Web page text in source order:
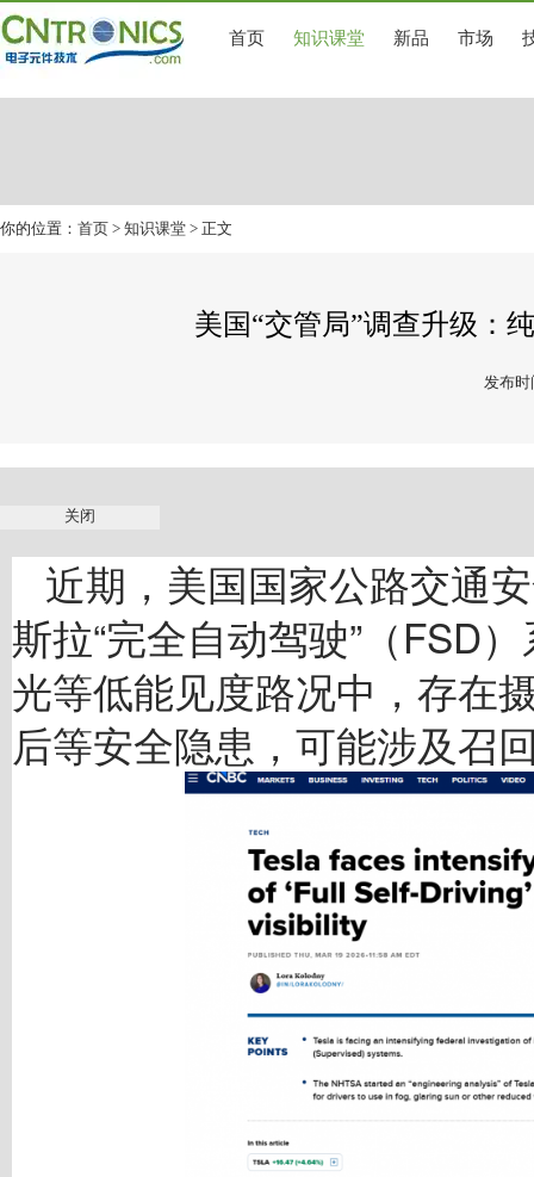
首页 知识课堂 新品 市场
你的位置： 首页 > 知识课堂 > 正文
美国“交管局”调查升级：
发布时
近期，美国国家公路交通
斯拉“完全自动驾驶”（FSD
光等低能见度路况中，存在
后等安全隐患，可能涉及召
关闭